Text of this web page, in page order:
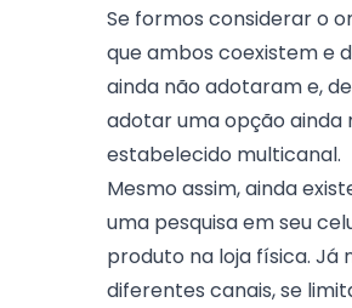
Se formos considerar o
que ambos coexistem e
ainda não adotaram e,
adotar uma opção ainda
estabelecido multicanal.
Mesmo assim, ainda
uma pesquisa em seu
produto na loja física. Já
diferentes canais, se